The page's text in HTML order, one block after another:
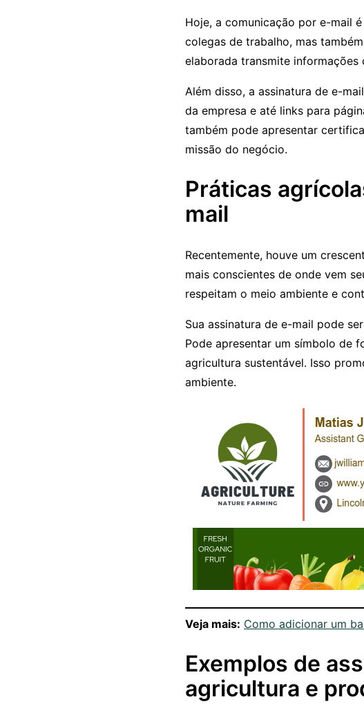
Hoje, a comunicação por e-mail
colegas de trabalho, mas
elaborada transmite informações
Além disso, a assinatura de e-
da empresa e até links para
também pode apresentar
missão do negócio.
Práticas
mail
Recentemente, houve um
mais conscientes de onde vem
respeitam o meio ambiente e
Sua assinatura de e-mail pode
Pode apresentar um símbolo de
agricultura sustentável. Isso
ambiente.
Veja mais: Como adicionar um
Exemplos de
agricultura e